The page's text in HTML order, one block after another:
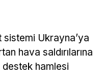
sistemi Ukrayna’ya
hava saldırılarına
destek hamlesi